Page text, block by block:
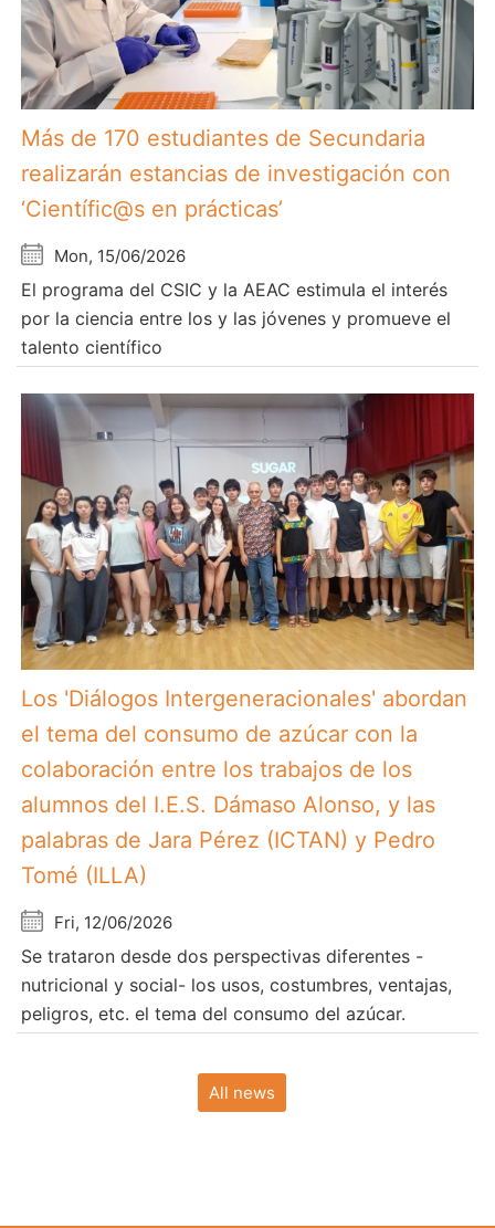
Más de 170 estudiantes de Secundaria
realizarán estancias de investigación con
‘Científic@s en prácticas’
Mon, 15/06/2026
El programa del CSIC y la AEAC estimula el interés
por la ciencia entre los y las jóvenes y promueve el
talento científico
Los 'Diálogos Intergeneracionales' abordan
el tema del consumo de azúcar con la
colaboración entre los trabajos de los
alumnos del I.E.S. Dámaso Alonso, y las
palabras de Jara Pérez (ICTAN) y Pedro
Tomé (ILLA)
Fri, 12/06/2026
Se trataron desde dos perspectivas diferentes -
nutricional y social- los usos, costumbres, ventajas,
peligros, etc. el tema del consumo del azúcar.
All news